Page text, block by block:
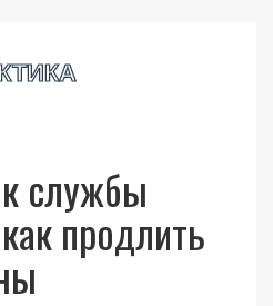
службы
продлить